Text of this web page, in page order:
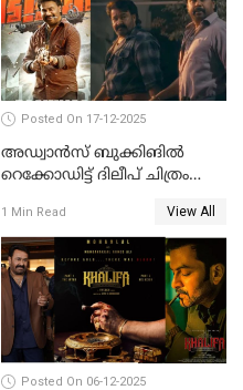
Posted On 17-12-2025
അഡ്വാൻസ് ബുക്കിങിൽ
റെക്കോഡിട്ട് ദിലീപ് ചിത്രം
റെക്കോർഡ് വിൽപ്പന;
മണിക്കൂറില്‍ വിറ്റത്
1000ത്തിന് മുകളിൽ ടിക്കറ്റ്
1 Min Read View All
Posted On 06-12-2025